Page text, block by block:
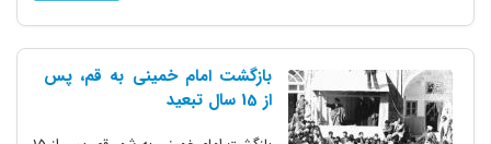
بازگشت امام خمینی به قم، پس